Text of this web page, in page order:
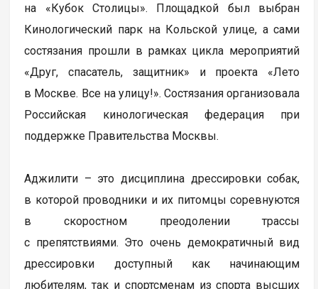
на «Кубок Столицы». Площадкой был выбран
Кинологический парк на Кольской улице, а сами
состязания прошли в рамках цикла мероприятий
«Друг, спасатель, защитник» и проекта «Лето
в Москве. Все на улицу!». Состязания организовала
Российская кинологическая федерация при
поддержке Правительства Москвы.
Аджилити – это дисциплина дрессировки собак,
в которой проводники и их питомцы соревнуются
в скоростном преодолении трассы
с препятствиями. Это очень демократичный вид
дрессировки доступный как начинающим
любителям, так и спортсменам из спорта высших